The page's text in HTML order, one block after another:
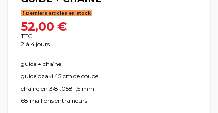
Derniers articles en stock
52,00 €
TTC
2 à 4 jours
guide + chaîne
guide ozaki 45 cm de coupe
chaîne en 3/8 .058 1,5 mm
68 maillons entraineurs